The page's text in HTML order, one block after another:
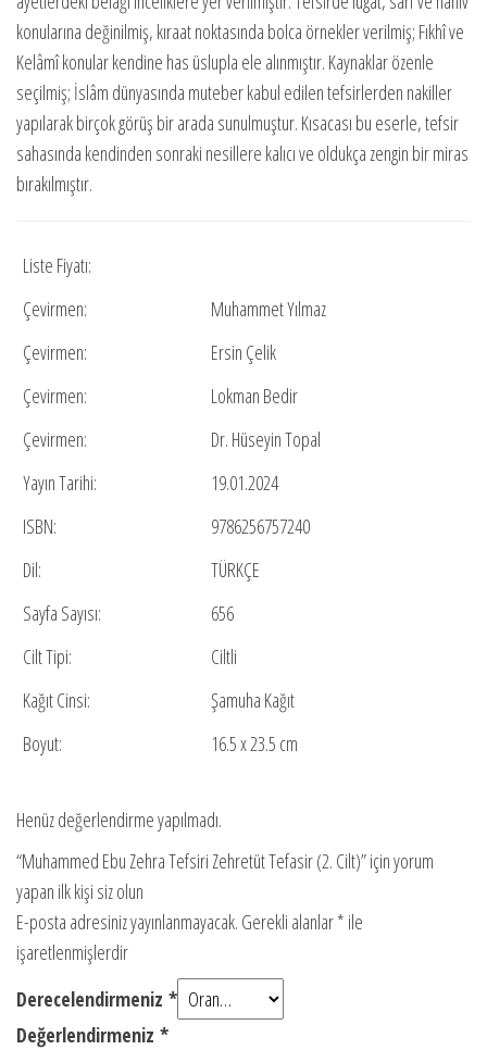
konularına değinilmiş, kıraat noktasında bolca örnekler verilmiş; Fıkhî ve
Kelâmî konular kendine has üslupla ele alınmıştır. Kaynaklar özenle
seçilmiş; İslâm dünyasında muteber kabul edilen tefsirlerden nakiller
yapılarak birçok görüş bir arada sunulmuştur. Kısacası bu eserle, tefsir
sahasında kendinden sonraki nesillere kalıcı ve oldukça zengin bir miras
bırakılmıştır.
Liste Fiyatı:
Çevirmen:
Muhammet Yılmaz
Çevirmen:
Ersin Çelik
Çevirmen:
Lokman Bedir
Çevirmen:
Dr. Hüseyin Topal
Yayın Tarihi:
19.01.2024
ISBN:
9786256757240
Dil:
TÜRKÇE
Sayfa Sayısı:
656
Cilt Tipi:
Ciltli
Kağıt Cinsi:
Şamuha Kağıt
Boyut:
16.5 x 23.5 cm
Henüz değerlendirme yapılmadı.
“Muhammed Ebu Zehra Tefsiri Zehretüt Tefasir (2. Cilt)” için yorum
yapan ilk kişi siz olun
E-posta adresiniz yayınlanmayacak. Gerekli alanlar* ile
işaretlenmişlerdir
Derecelendirmeniz *
Değerlendirmeniz *